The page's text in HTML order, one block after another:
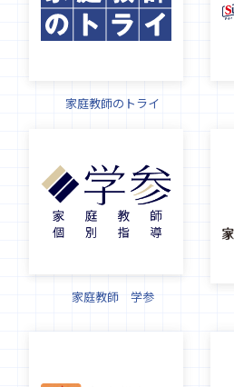
家庭教師のトライ
家庭教師 学参